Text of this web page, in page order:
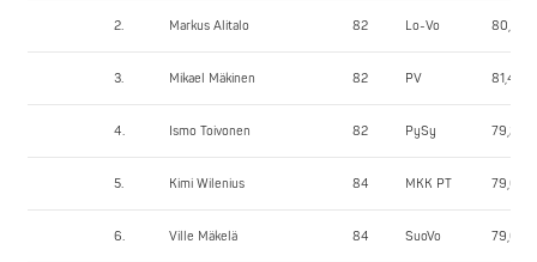
2. Markus Alitalo 82 Lo-Vo 80,75
3. Mikael Mäkinen 82 PV 81,40
4. Ismo Toivonen 82 PySy 79,20
5. Kimi Wilenius 84 MKK PT 79,60
6. Ville Mäkelä 84 SuoVo 79,60